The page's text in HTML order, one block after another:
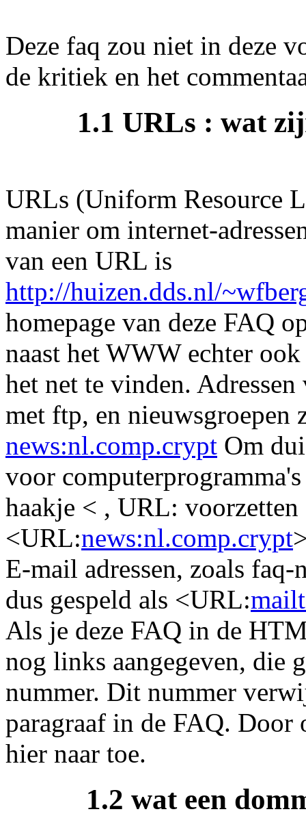
Deze faq zou niet in deze
de kritiek en het
1.1 URLs : wat
URLs (Uniform Resource
manier om internet-
van een URL is
http://huizen.dds.nl/
homepage van deze FAQ
naast het WWW echter
het net te vinden.
met ftp, en nieuwsgroepen
news:nl.comp.crypt Om
voor
haakje < , URL: voorzetten
<URL:news:nl.comp.crypt
E-mail adressen, zoals
dus gespeld als <URL:
Als je deze FAQ in de
nog links aangegeven, die
nummer. Dit nummer
paragraaf in de FAQ. Door
hier naar toe.
1.2 wat een